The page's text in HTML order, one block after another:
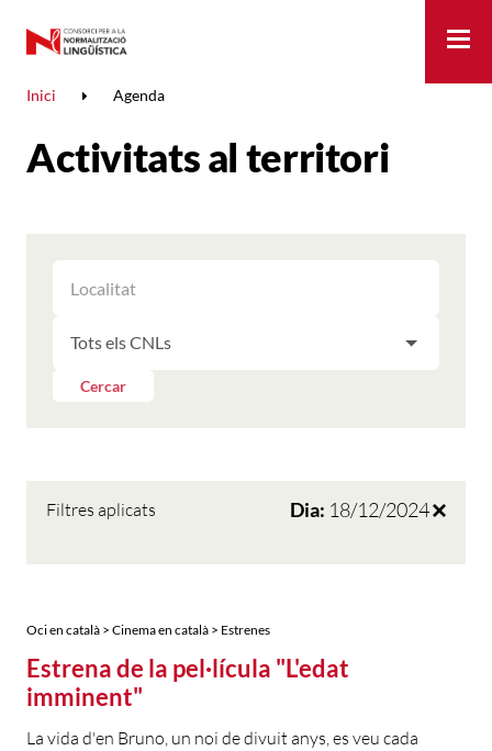
Inici Agenda
Activitats al territori
ELS
RESULTATS
LES
PER
LES
Cercar
Filtres aplicats Dia: 18/12/2024
Oci en català > Cinema en català > Estrenes
Estrena de la pel·lícula "L'edat
imminent"
La vida d'en Bruno, un noi de divuit anys, es veu cada